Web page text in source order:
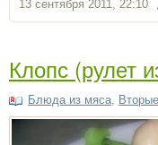
13 сентября 2011, 22:10
Клопс (рулет
Блюда из мяса